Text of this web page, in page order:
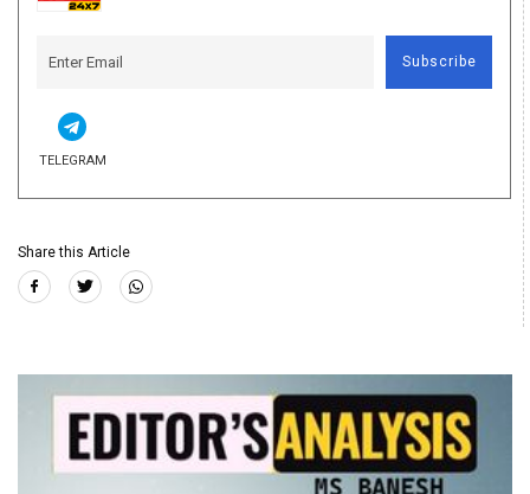
Subscribe
TELEGRAM
Share this Article